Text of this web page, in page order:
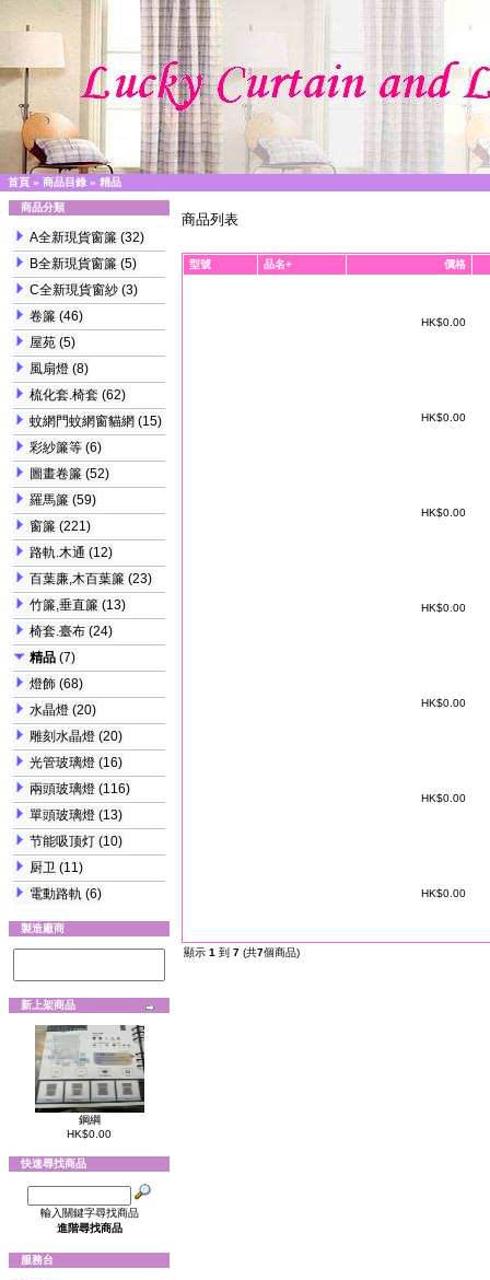
首頁 » 商品目錄 » 精品
商品分類
A全新現貨窗簾 (32)
B全新現貨窗簾 (5)
C全新現貨窗紗 (3)
卷簾 (46)
屋苑 (5)
風扇燈 (8)
梳化套.椅套 (62)
蚊網門蚊網窗貓網 (15)
彩紗簾等 (6)
圖畫卷簾 (52)
羅馬簾 (59)
窗簾 (221)
路軌.木通 (12)
百葉廉,木百葉簾 (23)
竹簾,垂直簾 (13)
椅套.臺布 (24)
精品 (7)
燈飾 (68)
水晶燈 (20)
雕刻水晶燈 (20)
光管玻璃燈 (16)
兩頭玻璃燈 (116)
單頭玻璃燈 (13)
节能吸顶灯 (10)
厨卫 (11)
電動路軌 (6)
製造廠商
新上架商品
鋼綱
HK$0.00
快速尋找商品
輸入關鍵字尋找商品
進階尋找商品
服務台
商品列表
型號 品名+ 價格
HK$0.00
HK$0.00
HK$0.00
HK$0.00
HK$0.00
HK$0.00
HK$0.00
顯示 1 到 7 (共7個商品)